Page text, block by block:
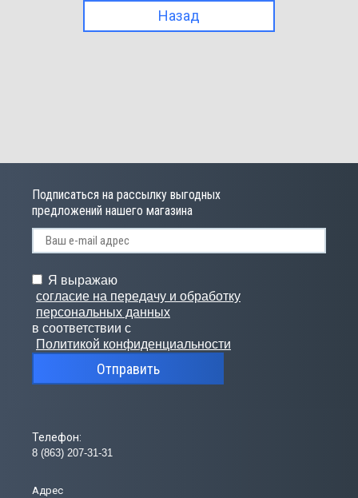
Назад
Телефон:
8 (863) 207-31-31
Адрес
Подписаться на рассылку выгодных
предложений нашего магазина
Я выражаю
согласие на передачу и обработку
персональных данных
в соответствии с
Политикой конфиденциальности
Отправить